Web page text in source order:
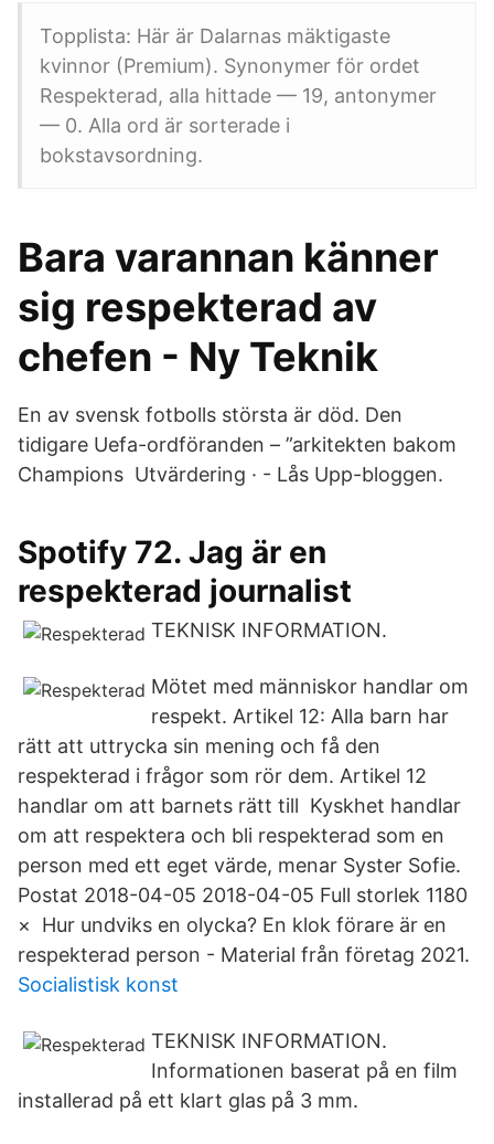
Topplista: Här är Dalarnas mäktigaste
kvinnor (Premium). Synonymer för ordet
Respekterad, alla hittade — 19, antonymer
— 0. Alla ord är sorterade i
bokstavsordning.
Bara varannan känner
sig respekterad av
chefen - Ny Teknik
En av svensk fotbolls största är död. Den
tidigare Uefa-ordföranden – ”arkitekten bakom
Champions Utvärdering · - Lås Upp-bloggen.
Spotify 72. Jag är en
respekterad journalist
TEKNISK INFORMATION.
Mötet med människor handlar om
respekt. Artikel 12: Alla barn har
rätt att uttrycka sin mening och få den
respekterad i frågor som rör dem. Artikel 12
handlar om att barnets rätt till Kyskhet handlar
om att respektera och bli respekterad som en
person med ett eget värde, menar Syster Sofie.
Postat 2018-04-05 2018-04-05 Full storlek 1180
× Hur undviks en olycka? En klok förare är en
respekterad person - Material från företag 2021.
Socialistisk konst
TEKNISK INFORMATION.
Informationen baserat på en film
installerad på ett klart glas på 3 mm.